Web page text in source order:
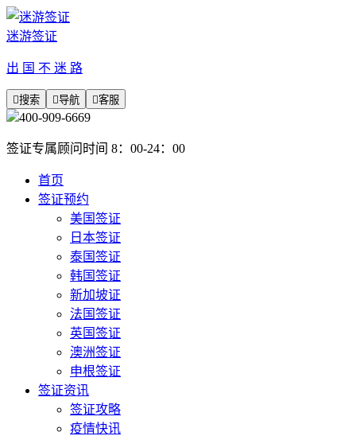
迷游签证
出 国 不 迷 路
搜索 导航 客服
400-909-6669
签证专属顾问时间 8：00-24：00
首页
签证预约
美国签证
日本签证
泰国签证
韩国签证
新加坡证
法国签证
英国签证
澳洲签证
申根签证
签证资讯
签证攻略
疫情快讯